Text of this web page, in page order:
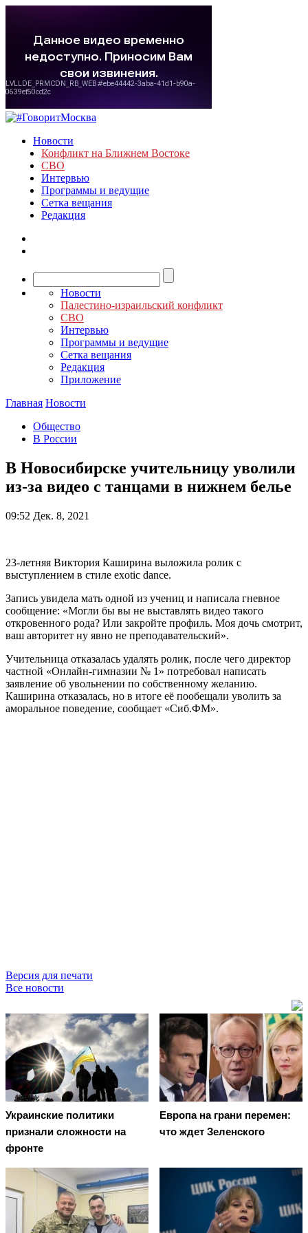
Новости
Конфликт на Ближнем Востоке
СВО
Интервью
Программы и ведущие
Сетка вещания
Редакция
Новости
Палестино-израильский конфликт
СВО
Интервью
Программы и ведущие
Сетка вещания
Редакция
Приложение
Главная Новости
Общество
В России
В Новосибирске учительницу уволили
из-за видео с танцами в нижнем белье
09:52 Дек. 8, 2021
23-летняя Виктория Каширина выложила ролик с
выступлением в стиле exotic dance.
Запись увидела мать одной из учениц и написала гневное
сообщение: «Могли бы вы не выставлять видео такого
откровенного рода? Или закройте профиль. Моя дочь смотрит,
ваш авторитет ну явно не преподавательский».
Учительница отказалась удалять ролик, после чего директор
частной «Онлайн-гимназии № 1» потребовал написать
заявление об увольнении по собственному желанию.
Каширина отказалась, но в итоге её пообещали уволить за
аморальное поведение, сообщает «Сиб.ФМ».
Версия для печати
Все новости
Украинские политики
признали сложности на
фронте
Европа на грани перемен:
что ждет Зеленского